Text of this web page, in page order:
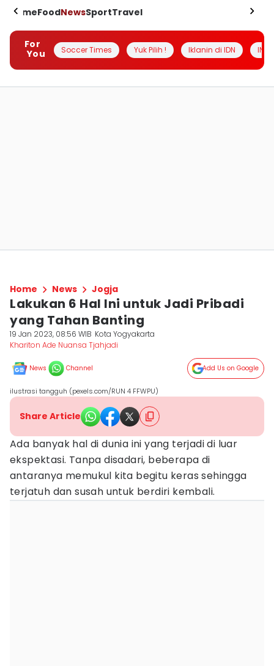
HomeFoodNewsSportTravel
For
You
Soccer Times Yuk Pilih ! Iklanin di IDN
Home News Jogja
Lakukan 6 Hal Ini untuk Jadi Pribadi
yang Tahan Banting
19 Jan 2023, 08:56 WIB Kota Yogyakarta
Khariton Ade Nuansa Tjahjadi
News Channel Add Us on Google
ilustrasi tangguh (pexels.com/RUN 4 FFWPU)
Share Article
Ada banyak hal di dunia ini yang terjadi di luar
ekspektasi. Tanpa disadari, beberapa di
antaranya memukul kita begitu keras sehingga
terjatuh dan susah untuk berdiri kembali.